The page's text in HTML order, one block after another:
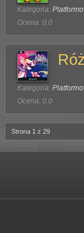
Kategoria:
Ocena: 0.0
Kategoria:
Ocena: 0.0
Strona 1 z 29